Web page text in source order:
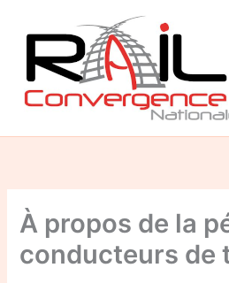
contenu
À propos de la
conducteurs de